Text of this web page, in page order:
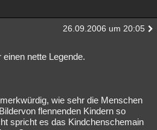
26.09.2006 um 20:05
nette Legende.
wie sehr die Menschen
flennenden Kindern so
spricht es das Kindchenschemain